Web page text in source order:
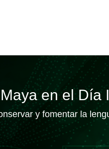
en el
y fomentar la